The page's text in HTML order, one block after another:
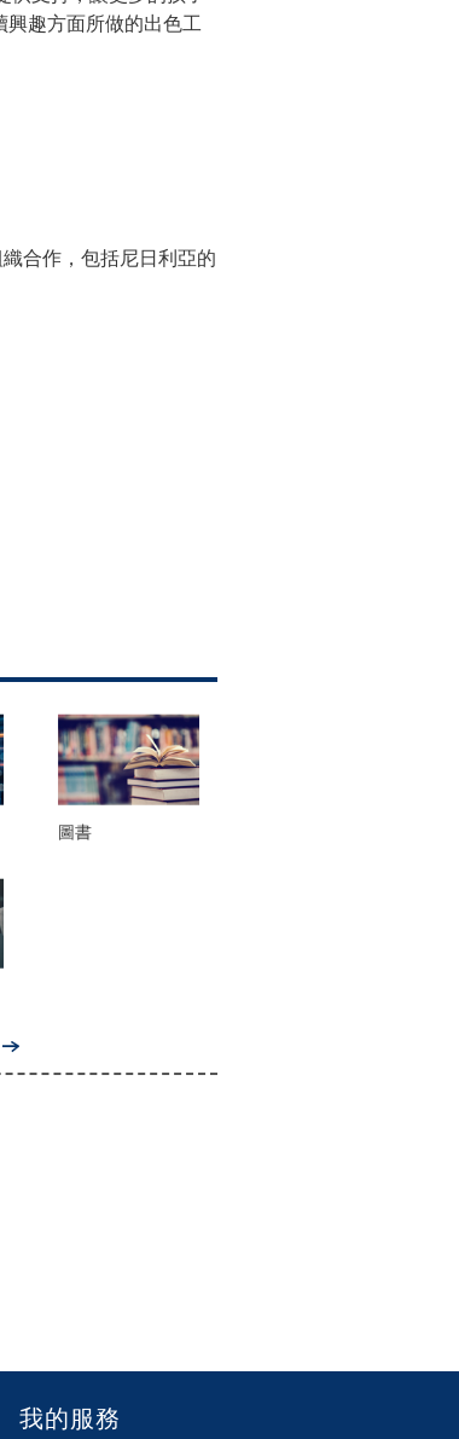
趣方面所做的出色工
合作，包括尼日利亞的
圖書
我的服務